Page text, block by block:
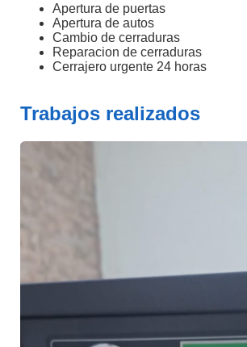
Apertura de puertas
Apertura de autos
Cambio de cerraduras
Reparacion de cerraduras
Cerrajero urgente 24 horas
Trabajos realizados